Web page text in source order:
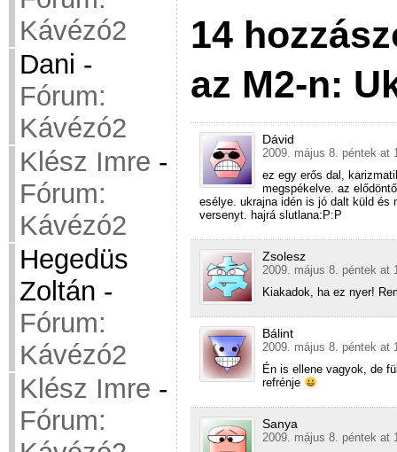
Kávézó2
Dani -
Fórum:
Kávézó2
Klész Imre -
Fórum:
Kávézó2
Hegedüs
Zoltán -
Fórum:
Kávézó2
Klész Imre -
Fórum:
14
az M2-n:
Dávid
2009. május 8. péntek at
ez egy erős dal,
megspékelve. az
esélye. ukrajna idén is jó dalt küld és
versenyt. hajrá slutlana:P:P
Zsolesz
2009. május 8. péntek at
Kiakadok, ha ez nyer!
Bálint
2009. május 8. péntek at
Én is ellene vagyok, de
refrénje
Sanya
2009. május 8. péntek at